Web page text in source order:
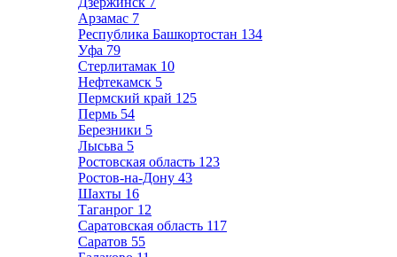
Арзамас 7
Республика Башкортостан 134
Уфа 79
Стерлитамак 10
Нефтекамск 5
Пермский край 125
Пермь 54
Березники 5
Лысьва 5
Ростовская область 123
Ростов-на-Дону 43
Шахты 16
Таганрог 12
Саратовская область 117
Саратов 55